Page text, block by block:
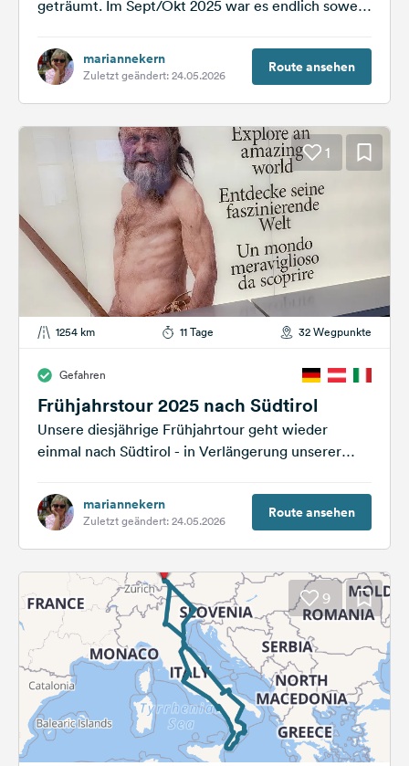
geträumt. Im Sept/Okt 2025 war es endlich soweit.
mariannekern
Zuletzt geändert: 24.05.2026 Route ansehen
1
1254 km 11 Tage 32 Wegpunkte
Gefahren
Frühjahrstour 2025 nach Südtirol
Unsere diesjährige Frühjahrtour geht wieder
einmal nach Südtirol - in Verlängerung unserer
Dolomiten bis...
mariannekern
Zuletzt geändert: 24.05.2026 Route ansehen
9